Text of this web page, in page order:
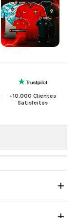
+10.000 Clientes
Satisfeitos